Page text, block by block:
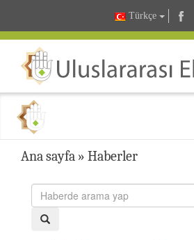
Türkçe
Ana sayfa » Haberler